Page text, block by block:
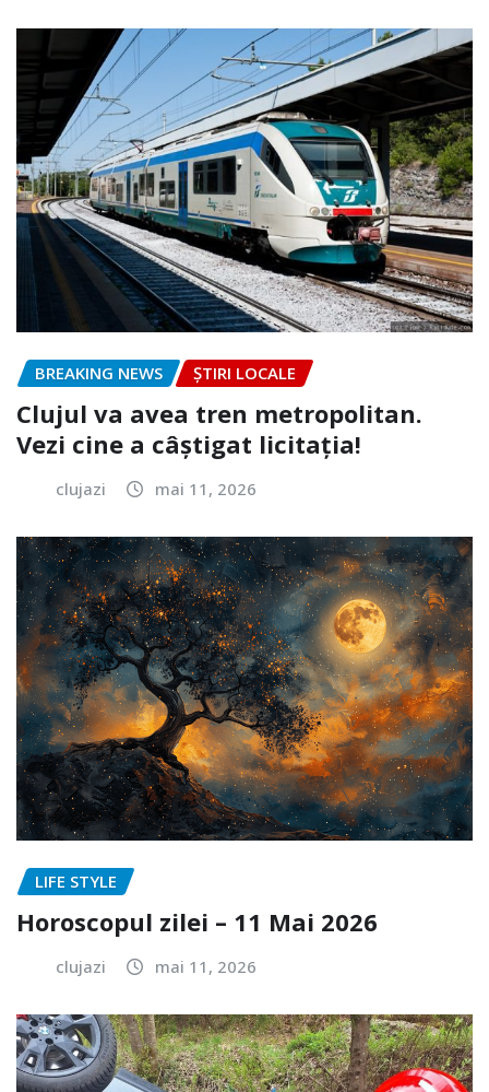
BREAKING NEWS ȘTIRI LOCALE
Clujul va avea tren metropolitan.
Vezi cine a câștigat licitația!
clujazi mai 11, 2026
LIFE STYLE
Horoscopul zilei – 11 Mai 2026
clujazi mai 11, 2026